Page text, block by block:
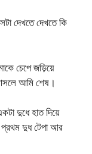
দেখতে দেখতে কি
চেপে জড়িয়ে
আমি শেষ।
দুধে হাত দিয়ে
প্রথম দুধ টেপা আর